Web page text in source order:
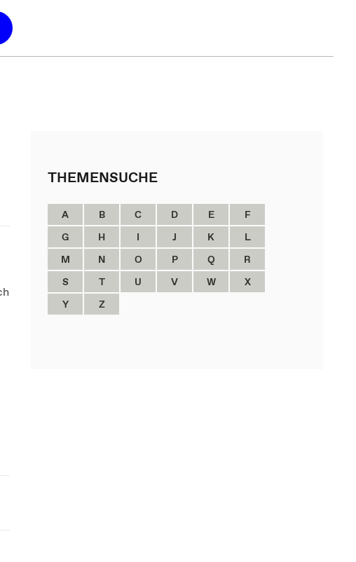
THEMENSUCHE
A B C D E
F
G
H I J K
L
M
N O P Q
R
S
T U V W
X
Y
Z